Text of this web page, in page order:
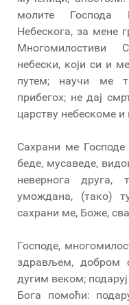
молите Господа
Небескога, за мене
Многомилостиви
небески, који си и
путем; научи ме
прибегох; не дај
царству небескоме
Сахрани ме
беде, мусаведе,
невернога
умождана, (тако)
сахрани ме, Боже,
Господе,
здрављем, добром
дугим веком;
Бога помоћи: